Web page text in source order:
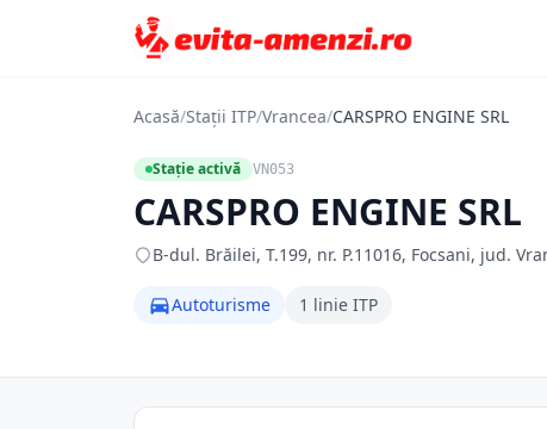
Acasă/Stații ITP/Vrancea/CARSPRO ENGINE SRL
Stație activă VN053
CARSPRO ENGINE SRL
B-dul. Brăilei, T.199, nr. P.11016, Focsani, jud.
Autoturisme 1 linie ITP